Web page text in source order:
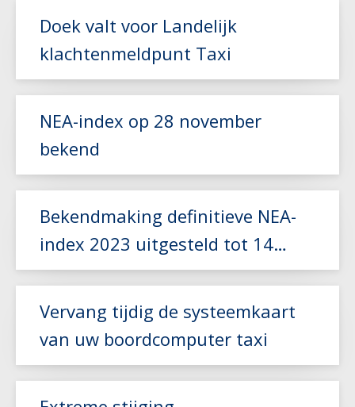
Doek valt voor Landelijk
klachtenmeldpunt Taxi
NEA-index op 28 november
bekend
Bekendmaking definitieve NEA-
index 2023 uitgesteld tot 14
november
Vervang tijdig de systeemkaart
van uw boordcomputer taxi